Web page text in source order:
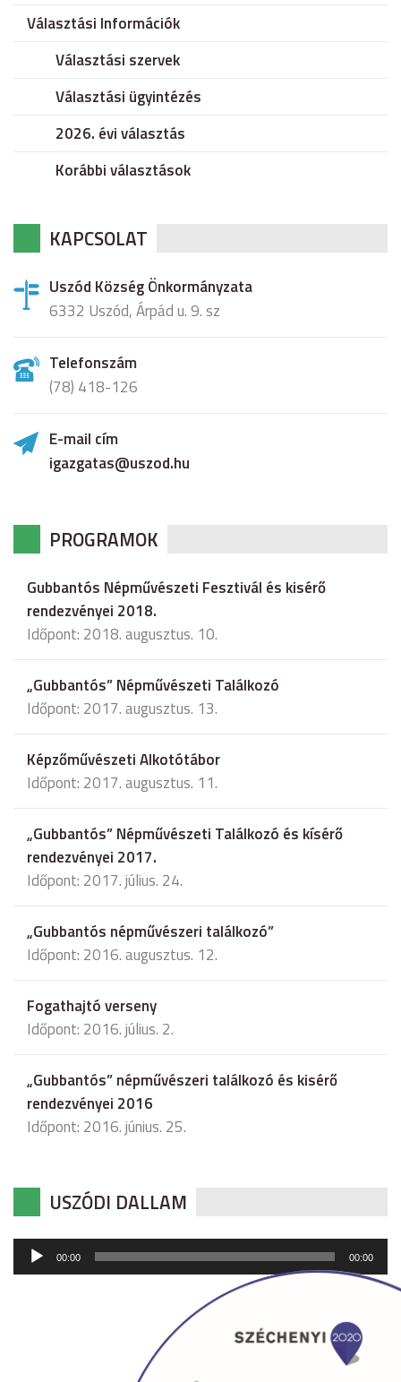
Választási Információk
Választási szervek
Választási ügyintézés
2026. évi választás
Korábbi választások
KAPCSOLAT
Uszód Község Önkormányzata
6332 Uszód, Árpád u. 9. sz
Telefonszám
(78) 418-126
E-mail cím
igazgatas@uszod.hu
PROGRAMOK
Gubbantós Népművészeti Fesztivál és kisérő
rendezvényei 2018.
Időpont: 2018. augusztus. 10.
„Gubbantós” Népművészeti Találkozó
Időpont: 2017. augusztus. 13.
Képzőművészeti Alkotótábor
Időpont: 2017. augusztus. 11.
„Gubbantós” Népművészeti Találkozó és kísérő
rendezvényei 2017.
Időpont: 2017. július. 24.
„Gubbantós népművészeri találkozó”
Időpont: 2016. augusztus. 12.
Fogathajtó verseny
Időpont: 2016. július. 2.
„Gubbantós” népművészeri találkozó és kisérő
rendezvényei 2016
Időpont: 2016. június. 25.
USZÓDI DALLAM
Audió
lejátszó
00:00 00:00